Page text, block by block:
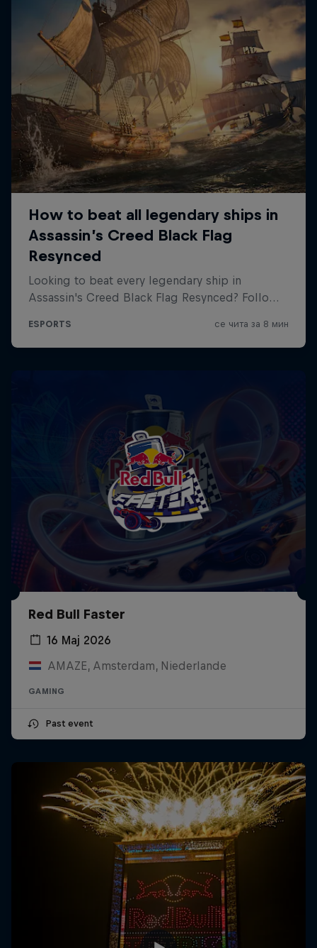
Red Bull Faster
16 Мај 2026
AMAZE, Amsterdam, Niederlande
GAMING
Past event